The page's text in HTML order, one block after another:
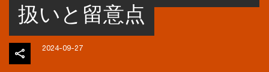
扱いと留意点
2024-09-27